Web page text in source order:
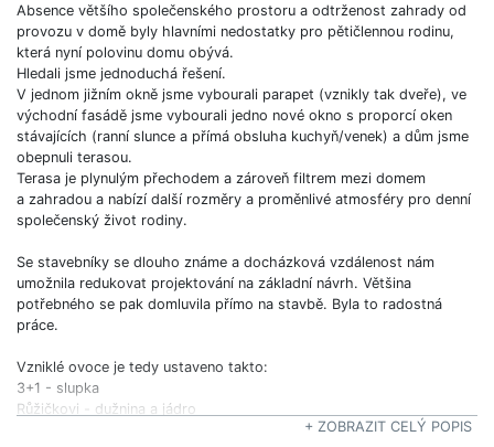
Absence většího společenského prostoru a odtrženost zahrady od
provozu v domě byly hlavními nedostatky pro pětičlennou rodinu,
která nyní polovinu domu obývá.
Hledali jsme jednoduchá řešení.
V jednom jižním okně jsme vybourali parapet (vznikly tak dveře), ve
východní fasádě jsme vybourali jedno nové okno s proporcí oken
stávajících (ranní slunce a přímá obsluha kuchyň/venek) a dům jsme
obepnuli terasou.
Terasa je plynulým přechodem a zároveň filtrem mezi domem
a zahradou a nabízí další rozměry a proměnlivé atmosféry pro denní
společenský život rodiny.
Se stavebníky se dlouho známe a docházková vzdálenost nám
umožnila redukovat projektování na základní návrh. Většina
potřebného se pak domluvila přímo na stavbě. Byla to radostná
práce.
Vzniklé ovoce je tedy ustaveno takto:
3+1 - slupka
Růžičkovi - dužnina a jádro
+ ZOBRAZIT CELÝ POPIS